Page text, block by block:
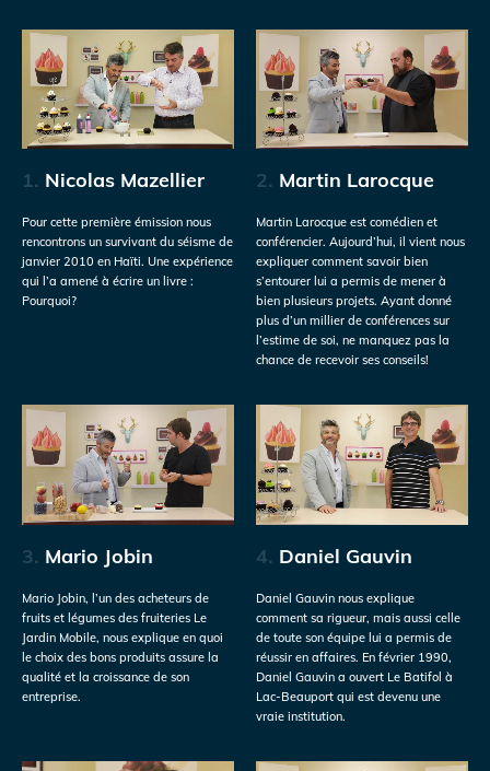
1. Nicolas Mazellier
Pour cette première émission nous
rencontrons un survivant du séisme de
janvier 2010 en Haïti. Une expérience
qui l’a amené à écrire un livre :
Pourquoi?
2. Martin Larocque
Martin Larocque est comédien et
conférencier. Aujourd’hui, il vient nous
expliquer comment savoir bien
s’entourer lui a permis de mener à
bien plusieurs projets. Ayant donné
plus d’un millier de conférences sur
l’estime de soi, ne manquez pas la
chance de recevoir ses conseils!
3. Mario Jobin
Mario Jobin, l’un des acheteurs de
fruits et légumes des fruiteries Le
Jardin Mobile, nous explique en quoi
le choix des bons produits assure la
qualité et la croissance de son
entreprise.
4. Daniel Gauvin
Daniel Gauvin nous explique
comment sa rigueur, mais aussi celle
de toute son équipe lui a permis de
réussir en affaires. En février 1990,
Daniel Gauvin a ouvert Le Batifol à
Lac-Beauport qui est devenu une
vraie institution.